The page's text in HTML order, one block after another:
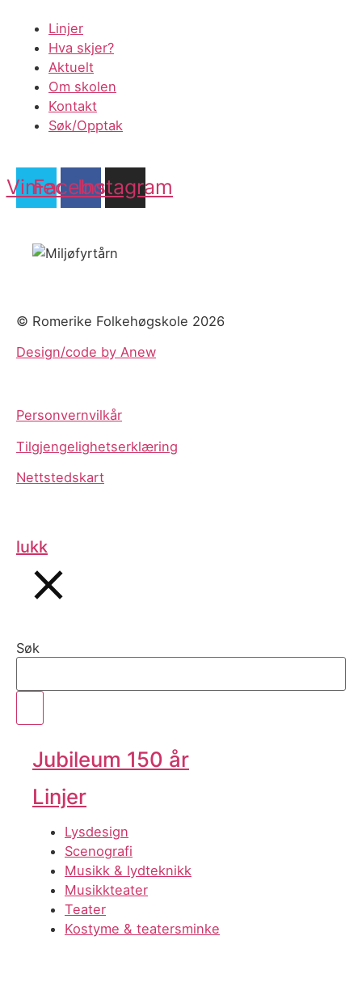
Linjer
Hva skjer?
Aktuelt
Om skolen
Kontakt
Søk/Opptak
Vimeo
Facebook
Instagram
© Romerike Folkehøgskole 2026
Design/code by Anew
Personvernvilkår
Tilgjengelighetserklæring
Nettstedskart
lukk
Søk
Jubileum 150 år
Linjer
Lysdesign
Scenografi
Musikk & lydteknikk
Musikkteater
Teater
Kostyme & teatersminke